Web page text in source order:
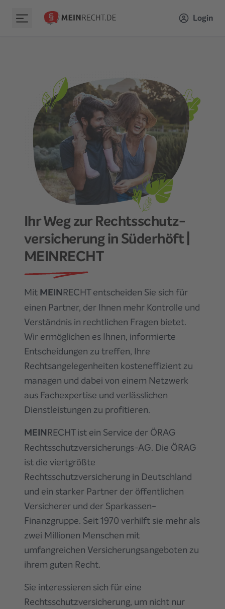
Login
Ihr Weg zur Rechtsschutz­
versicherungin Süderhöft
MEINRECHT
Mit MEINRECHT entscheiden Sie sich für
einen Partner, der Ihnen mehr Kontrolle und
Verständnis in rechtlichen Fragen bietet.
Wir ermöglichen es Ihnen, informierte
Entscheidungen zu treffen, Ihre
Rechtsangelegenheiten kosteneffizient zu
managen und dabei von einem Netzwerk
aus Fachexpertise und verlässlichen
Dienstleistungen zu profitieren.
MEINRECHT ist ein Service der ÖRAG
Rechtsschutzversicherungs-AG. Die ÖRAG
ist die viertgrößte
Rechtsschutzversicherung in Deutschland
und ein starker Partner der öffentlichen
Versicherer und der Sparkassen-
Finanzgruppe. Seit 1970 verhilft sie mehr als
zwei Millionen Menschen mit
umfangreichen Versicherungsangeboten zu
ihrem guten Recht.
Sie interessieren sich für eine
Rechtsschutzversicherung, um nicht nur